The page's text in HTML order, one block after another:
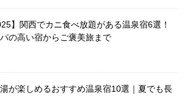
】関西でカニ食べ放題がある温泉宿6選！
の高い宿からご褒美旅まで
が楽しめるおすすめ温泉宿10選｜夏でも長